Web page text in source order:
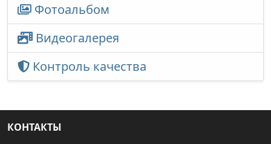
Фотоальбом
Видеогалерея
Контроль качества
КОНТАКТЫ